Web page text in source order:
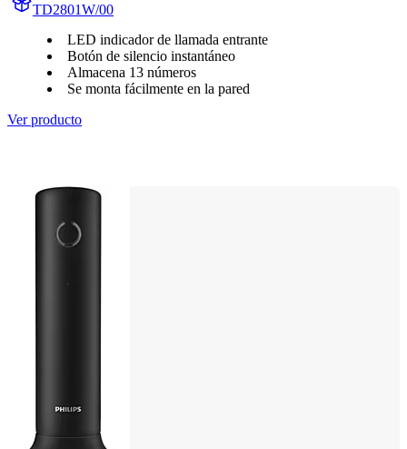
TD2801W/00
LED indicador de llamada entrante
Botón de silencio instantáneo
Almacena 13 números
Se monta fácilmente en la pared
Ver producto